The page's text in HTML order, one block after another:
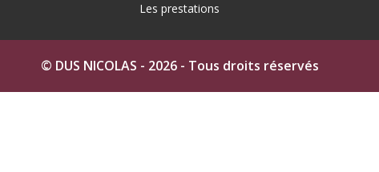
Les prestations
Ciré à Auch Béton ciré dans le Gers
Béton Ciré à
© DUS NICOLAS - 2026 - Tous droits réservés